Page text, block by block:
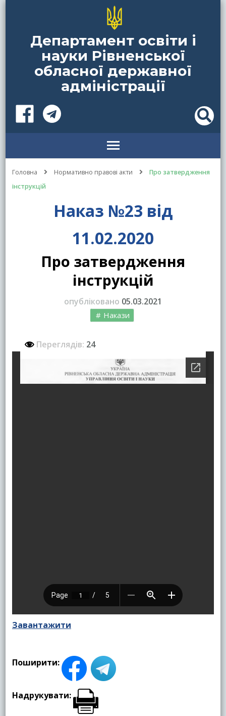
Департамент освіти і
науки Рівненської
обласної державної
адміністрації
Головна Нормативно правові акти
Про затвердження
інструкцій
Наказ №23 від
11.02.2020
Про затвердження
інструкцій
опубліковано 05.03.2021
Накази
Переглядів: 24
Завантажити
Поширити:
Надрукувати: